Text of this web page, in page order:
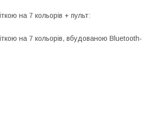
на 7 кольорів + пульт:
на 7 кольорів, вбудованою Bluetooth-